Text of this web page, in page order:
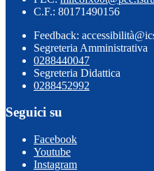
C.F.: 80171490156
Feedback:
Segreteria Amministrativa
0288440047
Segreteria Didattica
0288452992
Seguici su
Facebook
Youtube
Instagram